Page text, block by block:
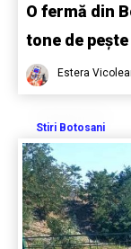
O fermă din
tone de pește
Estera
Stiri Botosani